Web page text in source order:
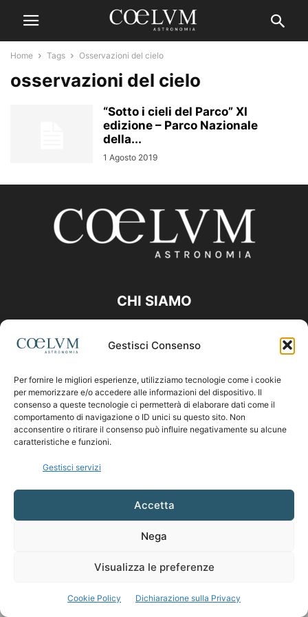
Gestisci Consenso
Per fornire le migliori esperienze, utilizziamo tecnologie come i cookie
per memorizzare e/o accedere alle informazioni del dispositivo. Il
consenso a queste tecnologie ci permetterà di elaborare dati come il
comportamento di navigazione o ID unici su questo sito. Non
acconsentire o ritirare il consenso può influire negativamente su alcune
caratteristiche e funzioni.
Gestisci servizi
Accetta
Nega
Visualizza le preferenze
Cookie Policy Dichiarazione sulla Privacy
Home Tags Osservazioni del cielo
osservazioni del cielo
“Sotto i cieli del Parco” XI
edizione – Parco Nazionale
della...
1 Agosto 2019
CHI SIAMO
Contattaci:coelumastro@coelum.com
SEGUICI